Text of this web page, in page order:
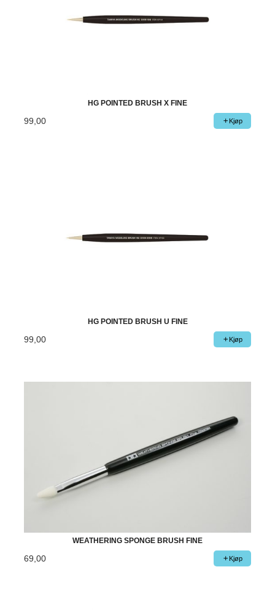
HG POINTED BRUSH X FINE
99,00 Kjøp
HG POINTED BRUSH U FINE
99,00 Kjøp
WEATHERING SPONGE BRUSH FINE
69,00 Kjøp